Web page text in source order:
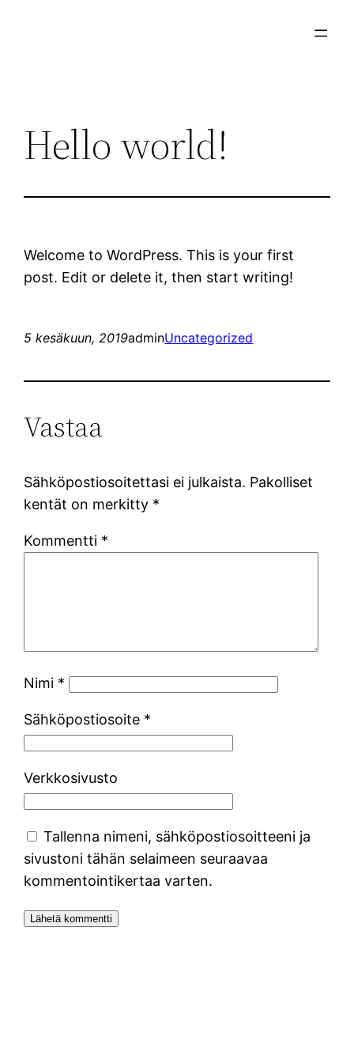
Hello world!
Welcome to WordPress. This is your first
post. Edit or delete it, then start writing!
5 kesäkuun, 2019adminUncategorized
Vastaa
Sähköpostiosoitettasi ei julkaista. Pakolliset
kentät on merkitty *
Kommentti *
Nimi *
Sähköpostiosoite *
Verkkosivusto
Tallenna nimeni, sähköpostiosoitteeni ja
sivustoni tähän selaimeen seuraavaa
kommentointikertaa varten.